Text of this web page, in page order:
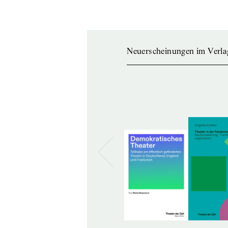
Neuerscheinungen im